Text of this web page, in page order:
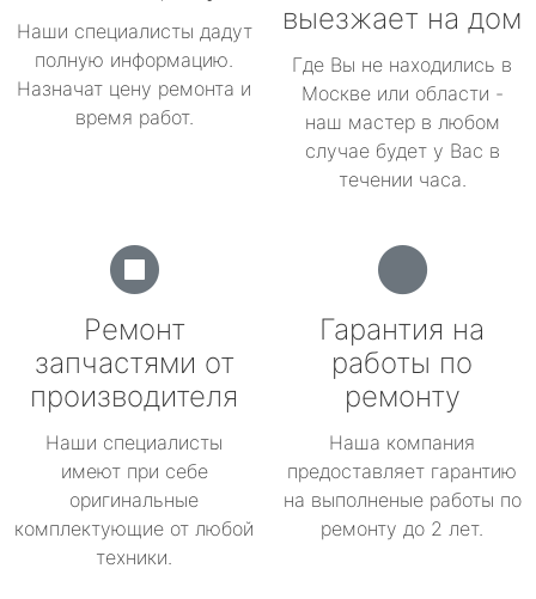
Наши специалисты дадут
полную информацию.
Назначат цену ремонта и
время работ.
выезжает на дом
Где Вы не находились в
Москве или области -
наш мастер в любом
случае будет у Вас в
течении часа.
Ремонт
запчастями от
производителя
Наши специалисты
имеют при себе
оригинальные
комплектующие от любой
техники.
Гарантия на
работы по
ремонту
Наша компания
предоставляет гарантию
на выполненые работы по
ремонту до 2 лет.